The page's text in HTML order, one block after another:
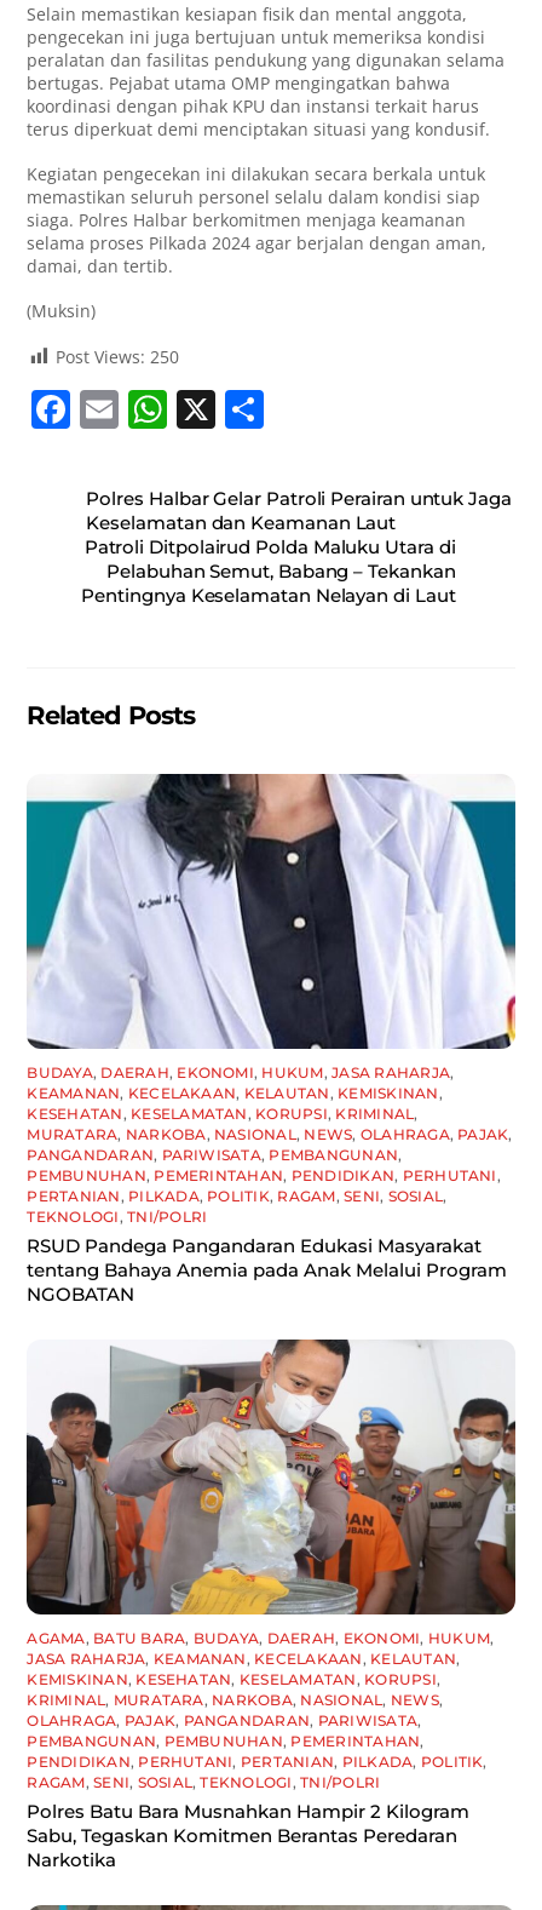
Selain memastikan kesiapan fisik dan mental anggota,
pengecekan ini juga bertujuan untuk memeriksa kondisi
peralatan dan fasilitas pendukung yang digunakan selama
bertugas. Pejabat utama OMP mengingatkan bahwa
koordinasi dengan pihak KPU dan instansi terkait harus
terus diperkuat demi menciptakan situasi yang kondusif.
Kegiatan pengecekan ini dilakukan secara berkala untuk
memastikan seluruh personel selalu dalam kondisi siap
siaga. Polres Halbar berkomitmen menjaga keamanan
selama proses Pilkada 2024 agar berjalan dengan aman,
damai, dan tertib.
(Muksin)
Post Views: 250
F
c
e
b
o
E
ai
l
W
at
s
A
p
X
ar
e
Polres Halbar Gelar Patroli Perairan untuk Jaga
Keselamatan dan Keamanan Laut
Patroli Ditpolairud Polda Maluku Utara di
Pelabuhan Semut, Babang – Tekankan
Pentingnya Keselamatan Nelayan di Laut
Related Posts
BUDAYA, DAERAH, EKONOMI, HUKUM,JASA RAHARJA,
KEAMANAN, KECELAKAAN, KELAUTAN, KEMISKINAN,
KESEHATAN, KESELAMATAN, KORUPSI, KRIMINAL,
MURATARA, NARKOBA, NASIONAL, NEWS, OLAHRAGA, PAJAK,
PANGANDARAN, PARIWISATA, PEMBANGUNAN,
PEMBUNUHAN, PEMERINTAHAN, PENDIDIKAN, PERHUTANI,
PERTANIAN, PILKADA, POLITIK, RAGAM,SENI, SOSIAL,
TEKNOLOGI,TNI/POLRI
RSUD Pandega Pangandaran Edukasi Masyarakat
tentang Bahaya Anemia pada Anak Melalui Program
NGOBATAN
AGAMA, BATU BARA, BUDAYA, DAERAH, EKONOMI, HUKUM,
JASA RAHARJA, KEAMANAN, KECELAKAAN, KELAUTAN,
KEMISKINAN, KESEHATAN, KESELAMATAN, KORUPSI,
KRIMINAL, MURATARA, NARKOBA, NASIONAL, NEWS,
OLAHRAGA, PAJAK, PANGANDARAN, PARIWISATA,
PEMBANGUNAN, PEMBUNUHAN, PEMERINTAHAN,
PENDIDIKAN, PERHUTANI, PERTANIAN, PILKADA, POLITIK,
RAGAM,SENI, SOSIAL,TEKNOLOGI,TNI/POLRI
Polres Batu Bara Musnahkan Hampir 2 Kilogram
Sabu, Tegaskan Komitmen Berantas Peredaran
Narkotika